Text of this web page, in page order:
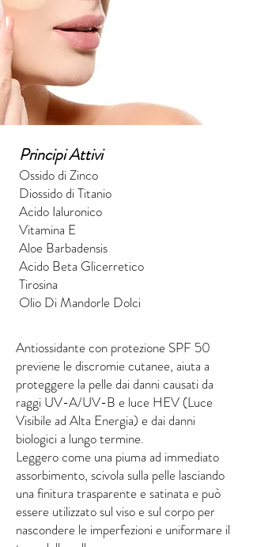
Principi Attivi
Ossido di Zinco
Diossido di Titanio
Acido Ialuronico
Vitamina E
Aloe Barbadensis
Acido Beta Glicerretico
Tirosina
Olio Di Mandorle Dolci
Antiossidante con protezione SPF 50
previene le discromie cutanee, aiuta a
proteggere la pelle dai danni causati da
raggi UV-A/UV-B e luce HEV (Luce
Visibile ad Alta Energia) e dai danni
biologici a lungo termine.
Leggero come una piuma ad immediato
assorbimento, scivola sulla pelle lasciando
una finitura trasparente e satinata e può
essere utilizzato sul viso e sul corpo per
nascondere le imperfezioni e uniformare il